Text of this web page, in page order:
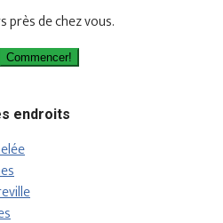
près de chez vous.
Commencer!
endroits